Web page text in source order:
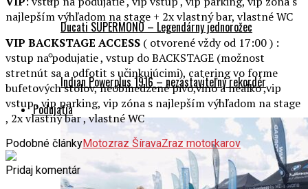
Ducati SUPERMONO – Legendárny jednorožec
Indian Powerplus 1916 – nezastaviteľný rekordér
Podujatia
najlepším výhľadom na stage + 2x vlastný bar, vlastné WC
VIP BACKSTAGE ACCESS ( otvorené vždy od 17:00 ) :
vstup na podujatie , vstup do BACKSTAGE (možnost
stretnút sa a odfotit s učinkujúcimi), catering vo forme
bufetových stolov, neobmedzené pivo,vino a nealko ,vip
vstup , vip parking, vip zóna s najlepším výhľadom na stage
, 2x vlastný bar , vlastné WC
Podobné článkyMotozraz ŠíravaZraz motorkarov
Pridaj komentár